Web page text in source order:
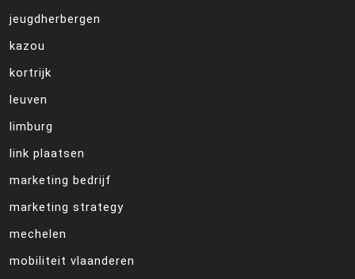
jeugdherbergen
kazou
kortrijk
leuven
limburg
link plaatsen
marketing bedrijf
marketing strategy
mechelen
mobiliteit vlaanderen